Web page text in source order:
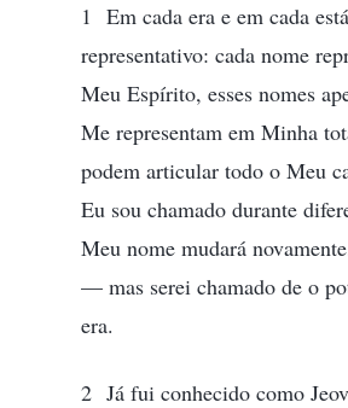
1 Em cada era e em cada
representativo: cada nome
Meu Espírito, esses nomes
Me representam em Minha
podem articular todo o Meu
Eu sou chamado durante
Meu nome mudará
— mas serei chamado de o
era.
2 Já fui conhecido como